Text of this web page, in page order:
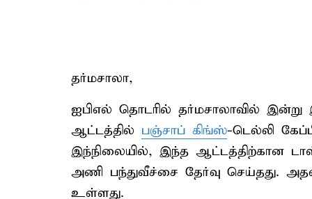
தர்மசாலா,
ஐபிஎல் தொடரில் தர்மசாலாவில் இன்று
ஆட்டத்தில் பஞ்சாப் கிங்ஸ்-டெல்லி
இந்நிலையில், இந்த ஆட்டத்திற்கான
அணி பந்துவீச்சை தேர்வு செய்தது.
உள்ளது.